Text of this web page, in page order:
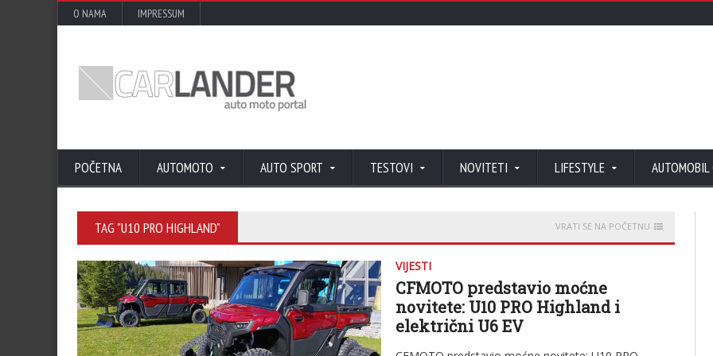
O NAMA IMPRESSUM
POČETNA AUTOMOTO AUTO SPORT TESTOVI NOVITETI LIFESTYLE AUTOMOBIL
TAG "U10 PRO HIGHLAND" VRATI SE NA POČETNU
VIJESTI
CFMOTO predstavio moćne
novitete: U10 PRO Highland i
električni U6 EV